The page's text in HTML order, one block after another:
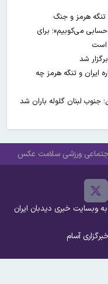
تنگه هرمز و جنگ
می‌کوبیم»؛ برای
است
ایران و تنگه هرمز چه
ورزشی سلامت عکس
خبری دیدبان ایران
آسام